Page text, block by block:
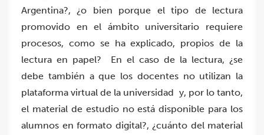
Argentina?, ¿o bien porque el tipo de lectura
promovido en el ámbito universitario requiere
procesos, como se ha explicado, propios de la
lectura en papel? En el caso de la lectura, ¿se
debe también a que los docentes no utilizan la
plataforma virtual de la universidad y, por lo tanto,
el material de estudio no está disponible para los
alumnos en formato digital?, ¿cuánto del material